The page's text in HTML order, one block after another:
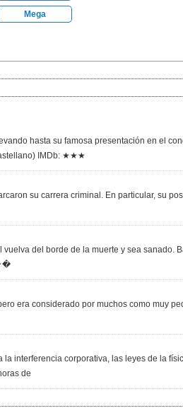
Mega
hasta su famosa presentación en el
IMDb: ★★★
su carrera criminal. En particular, su
del borde de la muerte y sea sanado.
era considerado por muchos como muy
interferencia corporativa, las leyes de la
de